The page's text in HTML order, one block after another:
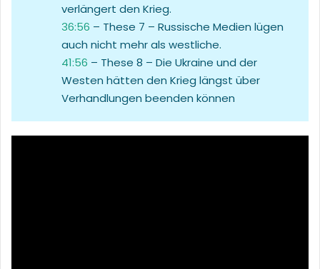
verlängert den Krieg.
36:56 – These 7 – Russische Medien lügen
auch nicht mehr als westliche.
41:56 – These 8 – Die Ukraine und der
Westen hätten den Krieg längst über
Verhandlungen beenden können